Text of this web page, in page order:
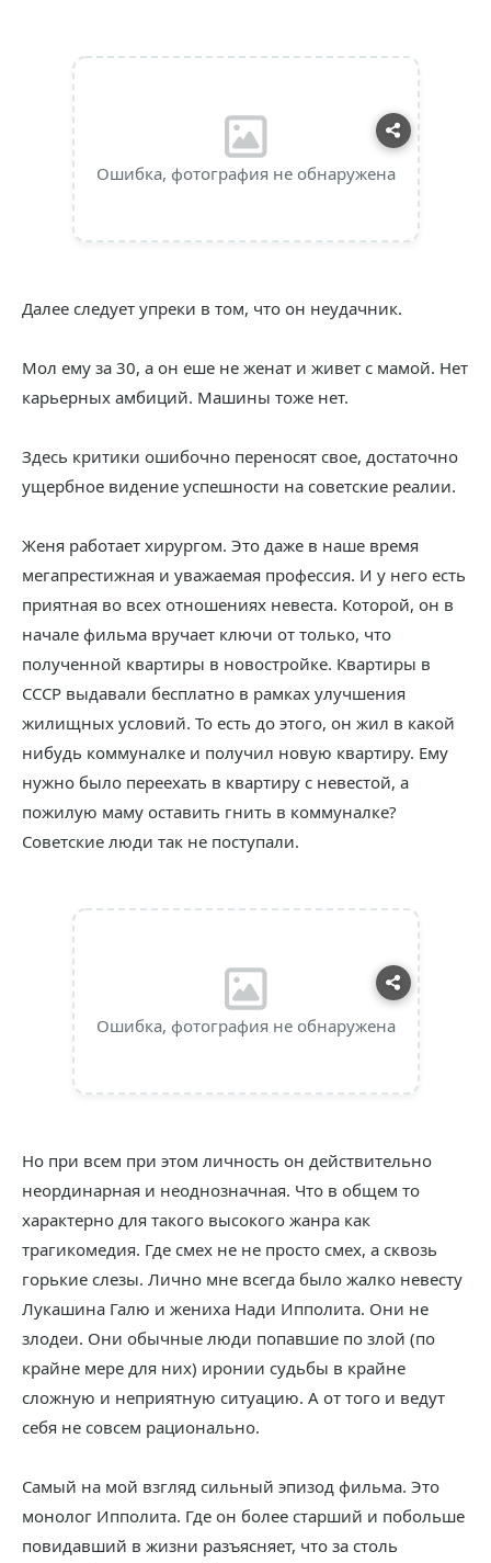
Ошибка, фотография не обнаружена
Далее следует упреки в том, что он неудачник.
Мол ему за 30, а он еше не женат и живет с мамой. Нет
карьерных амбиций. Машины тоже нет.
Здесь критики ошибочно переносят свое, достаточно
ущербное видение успешности на советские реалии.
Женя работает хирургом. Это даже в наше время
мегапрестижная и уважаемая профессия. И у него есть
приятная во всех отношениях невеста. Которой, он в
начале фильма вручает ключи от только, что
полученной квартиры в новостройке. Квартиры в
СССР выдавали бесплатно в рамках улучшения
жилищных условий. То есть до этого, он жил в какой
нибудь коммуналке и получил новую квартиру. Ему
нужно было переехать в квартиру с невестой, а
пожилую маму оставить гнить в коммуналке?
Советские люди так не поступали.
Ошибка, фотография не обнаружена
Но при всем при этом личность он действительно
неординарная и неоднозначная. Что в общем то
характерно для такого высокого жанра как
трагикомедия. Где смех не не просто смех, а сквозь
горькие слезы. Лично мне всегда было жалко невесту
Лукашина Галю и жениха Нади Ипполита. Они не
злодеи. Они обычные люди попавшие по злой (по
крайне мере для них) иронии судьбы в крайне
сложную и неприятную ситуацию. А от того и ведут
себя не совсем рационально.
Самый на мой взгляд сильный эпизод фильма. Это
монолог Ипполита. Где он более старший и побольше
повидавший в жизни разъясняет, что за столь